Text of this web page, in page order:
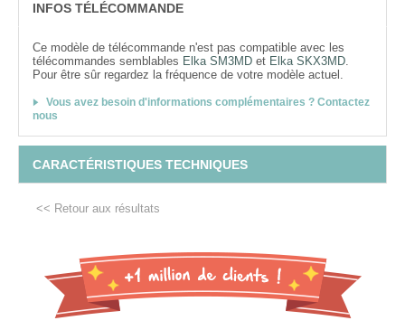
INFOS TÉLÉCOMMANDE
Ce modèle de télécommande n'est pas compatible avec les
télécommandes semblables Elka SM3MD et Elka SKX3MD.
Pour être sûr regardez la fréquence de votre modèle actuel.
Vous avez besoin d'informations complémentaires ? Contactez
nous
CARACTÉRISTIQUES TECHNIQUES
<< Retour aux résultats